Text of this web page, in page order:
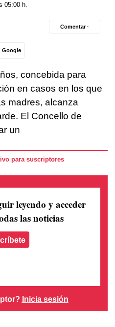
05:00 h.
Google
Comentar ·
concebida para
en casos en los que
madres, alcanza
El Concello de
un
para suscriptores
leyendo y acceder
las noticias
Inicia sesión